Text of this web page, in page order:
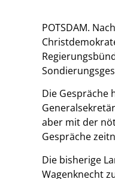
POTSDAM.
Die Gespräche
aber mit der
Gespräche
Die bisherige
Wagenknecht